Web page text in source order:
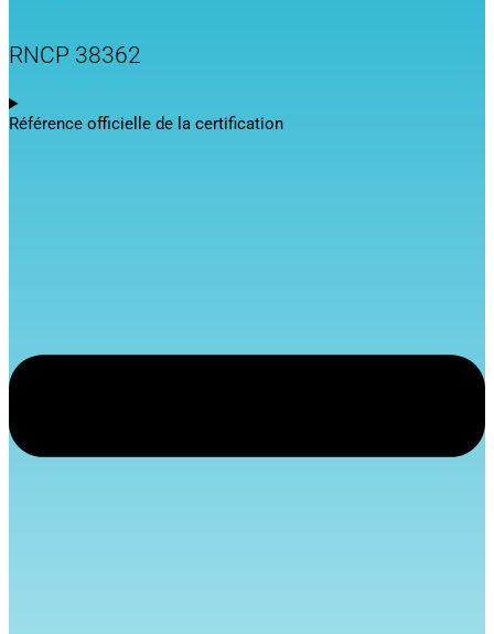
RNCP 38362
Référence officielle de la certification